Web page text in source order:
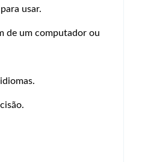
usar.
de um computador ou